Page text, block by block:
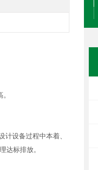
设备过程中本着、
达标排放。